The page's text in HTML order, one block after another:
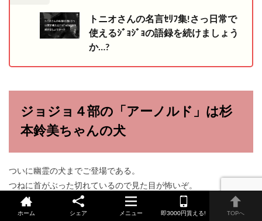
トニオさんの名言ｾﾘﾌ集!さっ日常で
使えるｼﾞｮｼﾞｮの語録を続けましょう
か…?
ジョジョ４部の「アーノルド」は杉
本鈴美ちゃんの犬
ついに幽霊の犬までご登場である。
つねに首がぶった切れているので見た目が怖いぞ。
杉本鈴美ちゃんの愛犬であり、露伴が最近の動かないでバキンと
かいう犬を飼い始めたのは幼少期にアーノルドと遊んでた記憶が
ホーム シェア メニュー 即3000円貰える! TOPへ